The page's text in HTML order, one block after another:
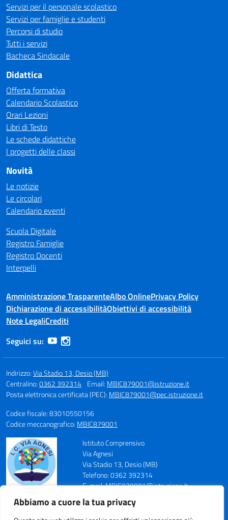
Abbiamo a cuore la tua privacy
Servizi per il personale scolastico
Servizi per famiglie e studenti
Percorsi di studio
Tutti i servizi
Bacheca Sindacale
Didattica
Offerta formativa
Calendario Scolastico
Orari Lezioni
Libri di Testo
Le schede didattiche
I progetti delle classi
Novità
Le notizie
Le circolari
Calendario eventi
Scuola Digitale
Registro Famiglie
Registro Docenti
Interpelli
Amministrazione TrasparenteAlbo OnlinePrivacy Policy
Dichiarazione di accessibilitàObiettivi di accessibilità
Note LegaliCrediti
Seguici su:
Indirizzo:Via Stadio 13, Desio (MB)
Centralino:0362 392314 Email: MBIC879001@istruzione.it
Posta elettronica certificata (PEC): MBIC879001@pec.istruzione.it
Codice fiscale: 83010550156
Codice meccanografico: MBIC879001
Istituto Comprensivo
Via Agnesi
Via Stadio 13, Desio (MB)
Telefono: 0362 392314
E-mail: MBIC879001@istruzione.it
PEC: MBIC879001@pec.istruzione.it
Codice Meccanografico: MBIC879001
Codice Fiscale: 83010550156